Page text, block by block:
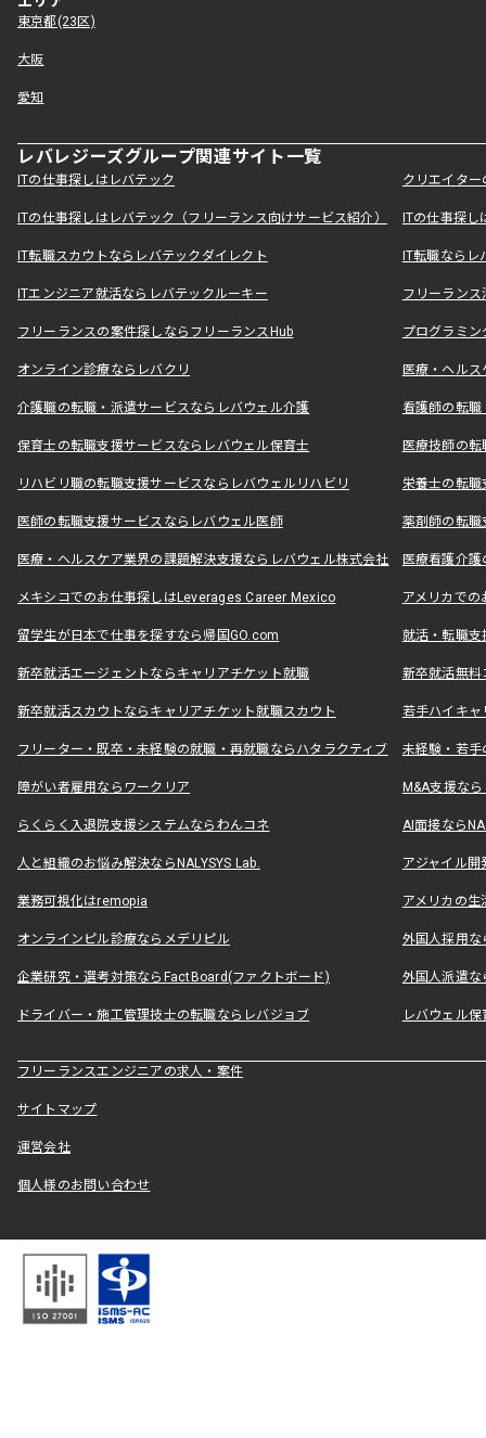
東京都(23区)
大阪
愛知
レバレジーズグループ関連サイト一覧
ITの仕事探しはレバテック クリエイタ
ITの仕事探しはレバテック（フリーランス向けサービス紹介） ITの仕事探
IT転職スカウトならレバテックダイレクト IT転職なら
ITエンジニア就活ならレバテックルーキー フリーラン
フリーランスの案件探しならフリーランスHub プログラミ
オンライン診療ならレバクリ 医療・ヘル
介護職の転職・派遣サービスならレバウェル介護 看護師の転
保育士の転職支援サービスならレバウェル保育士 医療技師の
リハビリ職の転職支援サービスならレバウェルリハビリ 栄養士の転
医師の転職支援サービスならレバウェル医師 薬剤師の転
医療・ヘルスケア業界の課題解決支援ならレバウェル株式会社 医療看護介
メキシコでのお仕事探しはLeverages Career Mexico アメリカで
留学生が日本で仕事を探すなら帰国GO.com 就活・転職
新卒就活エージェントならキャリアチケット就職 新卒就活無料
新卒就活スカウトならキャリアチケット就職スカウト 若手ハイキ
フリーター・既卒・未経験の就職・再就職ならハタラクティブ 未経験・若手
障がい者雇用ならワークリア M&A支援な
らくらく入退院支援システムならわんコネ AI面接なら
人と組織のお悩み解決ならNALYSYS Lab. アジャイル
業務可視化はremopia アメリカの
オンラインピル診療ならメデリピル 外国人採用
企業研究・選考対策ならFactBoard(ファクトボード) 外国人派遣な
ドライバー・施工管理技士の転職ならレバジョブ レバウェル
フリーランスエンジニアの求人・案件
サイトマップ
運営会社
個人様のお問い合わせ